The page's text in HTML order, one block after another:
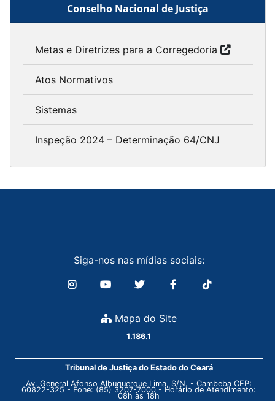
Conselho Nacional de Justiça
Metas e Diretrizes para a Corregedoria
Atos Normativos
Sistemas
Inspeção 2024 – Determinação 64/CNJ
Siga-nos nas mídias sociais:
Mapa do Site
1.186.1
Tribunal de Justiça do Estado do Ceará
Av. General Afonso Albuquerque Lima, S/N. - Cambeba CEP:
60822-325 - Fone: (85) 3207-7000 - Horário de Atendimento:
08h às 18h